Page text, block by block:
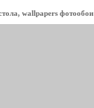
wallpapers фотообои